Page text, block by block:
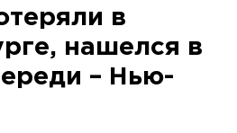
в
нашелся в
– Нью-